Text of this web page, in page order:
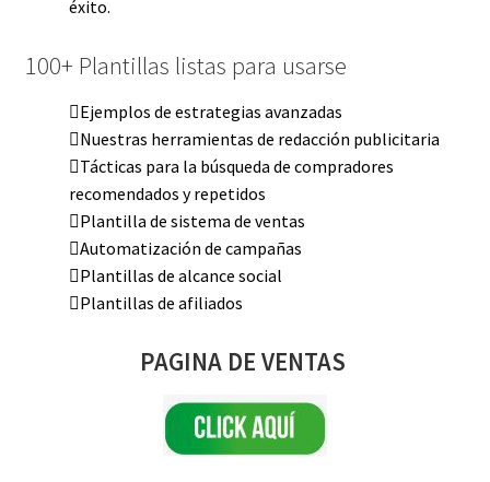
éxito.
100+ Plantillas listas para usarse
Ejemplos de estrategias avanzadas
Nuestras herramientas de redacción publicitaria
Tácticas para la búsqueda de compradores
recomendados y repetidos
Plantilla de sistema de ventas
Automatización de campañas
Plantillas de alcance social
Plantillas de afiliados
PAGINA DE VENTAS